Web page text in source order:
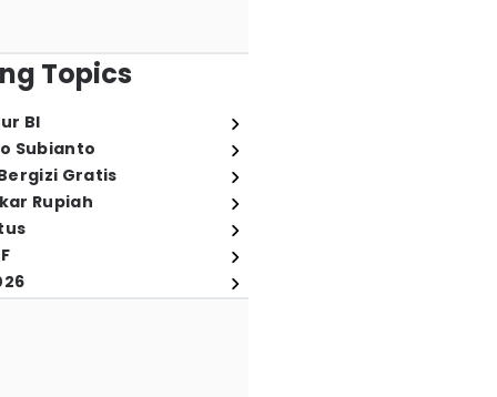
Topics
BI
Subianto
Gratis
Rupiah